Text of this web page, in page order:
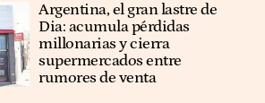
Argentina, el gran lastre de
Dia: acumula pérdidas
millonarias y cierra
supermercados entre
rumores de venta